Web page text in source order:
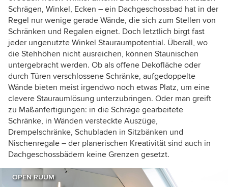
Schrägen, Winkel, Ecken – ein Dachgeschossbad hat in der
Regel nur wenige gerade Wände, die sich zum Stellen von
Schränken und Regalen eignet. Doch letztlich birgt fast
jeder ungenutzte Winkel Stauraumpotential. Überall, wo
die Stehhöhen nicht ausreichen, können Staunischen
untergebracht werden. Ob als offene Dekofläche oder
durch Türen verschlossene Schränke, aufgedoppelte
Wände bieten meist irgendwo noch etwas Platz, um eine
clevere Stauraumlösung unterzubringen. Oder man greift
zu Maßanfertigungen: in die Schräge gearbeitete
Schränke, in Wänden versteckte Auszüge,
Drempelschränke, Schubladen in Sitzbänken und
Nischenregale – der planerischen Kreativität sind auch in
Dachgeschossbädern keine Grenzen gesetzt.
OPEN RUUM